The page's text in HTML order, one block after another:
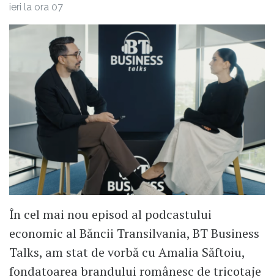
ieri la ora 07
În cel mai nou episod al podcastului
economic al Băncii Transilvania, BT Business
Talks, am stat de vorbă cu Amalia Săftoiu,
fondatoarea brandului românesc de tricotaje